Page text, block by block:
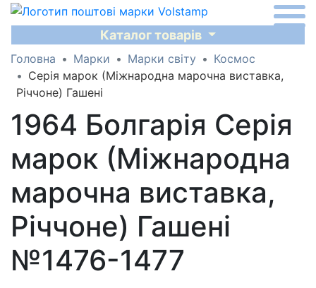
Каталог товарів
Головна Марки Марки світу
Космос
Серія марок (Міжнародна марочна виставка,
Річчоне) Гашені
1964 Болгарія Серія
марок (Міжнародна
марочна виставка,
Річчоне) Гашені
№1476-1477